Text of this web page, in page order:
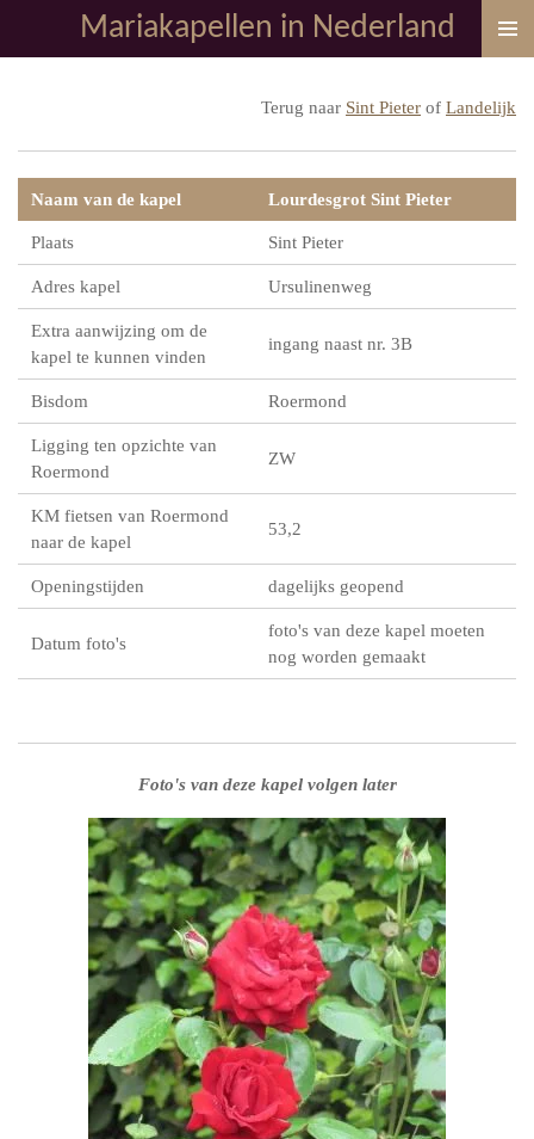
direct
Mariakapellen in Nederland
Terug naar Sint Pieter of Landelijk
Naam van de kapel Lourdesgrot Sint Pieter
Plaats Sint Pieter
Adres kapel Ursulinenweg
Extra aanwijzing om de
kapel te kunnen vinden
ingang naast nr. 3B
Bisdom Roermond
Ligging ten opzichte van
Roermond
ZW
KM fietsen van Roermond
naar de kapel
53,2
Openingstijden dagelijks geopend
Datum foto's
foto's van deze kapel moeten
nog worden gemaakt
Foto's van deze kapel volgen later